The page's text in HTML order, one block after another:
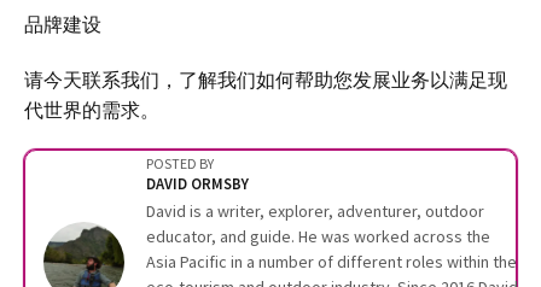
品牌建设
请今天联系我们，了解我们如何帮助您发展业务以满足现
代世界的需求。
POSTED BY
DAVID ORMSBY
David is a writer, explorer, adventurer, outdoor
educator, and guide. He was worked across the
Asia Pacific in a number of different roles within the